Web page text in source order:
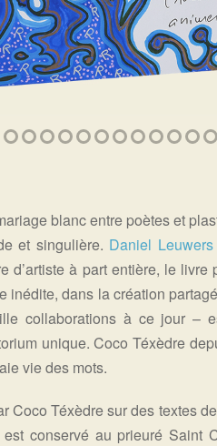
blanc entre poètes et
et singulière. Daniel Leuwers
d’artiste à part entière, le
inédite, dans la création
collaborations à ce jour –
unique. Coco Téxèdre
vie des mots.
Coco Téxèdre sur des textes
conservé au prieuré Saint